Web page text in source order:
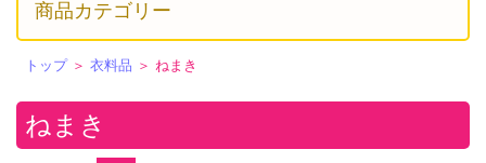
商品カテゴリー
トップ＞ 衣料品 ＞ ねまき
ねまき